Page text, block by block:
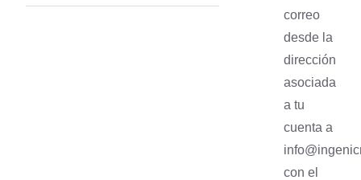
correo
desde la
dirección
asociada
a tu
cuenta a
con el